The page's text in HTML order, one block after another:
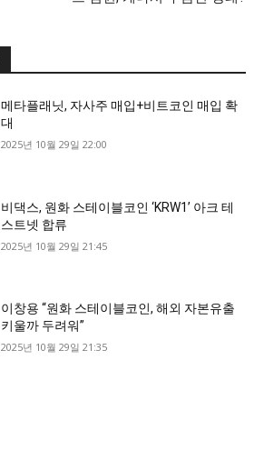
메타플래닛, 자사주 매입+비트코인 매입 확
대
2025년 10월 29일 22:00
비댁스, 원화 스테이블코인 ‘KRW1’ 아크 테
스트넷 합류
2025년 10월 29일 21:45
이창용 “원화 스테이블코인, 해외 자본유출
키울까 두려워”
2025년 10월 29일 21:35